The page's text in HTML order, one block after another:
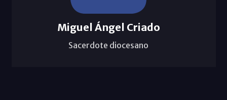
Miguel Ángel Criado
Sacerdote diocesano